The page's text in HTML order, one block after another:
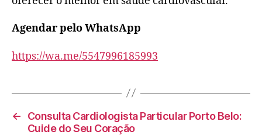
Agendar pelo WhatsApp
https://wa.me/5547996185993
←
Consulta Cardiologista Particular Porto Belo:
Cuide do Seu Coração